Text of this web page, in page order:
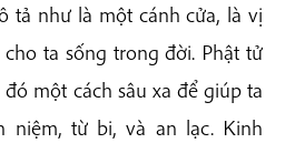
tả như là một cánh cửa, là vị
ta sống trong đời. Phật tử
một cách sâu xa để giúp ta
niệm, từ bi, và an lạc. Kinh